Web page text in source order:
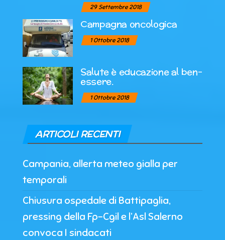
29 Settembre 2018
Campagna oncologica
1 Ottobre 2018
Salute è educazione al ben-
essere.
1 Ottobre 2018
ARTICOLI RECENTI
Campania, allerta meteo gialla per
temporali
Chiusura ospedale di Battipaglia,
pressing della Fp-Cgil e l’Asl Salerno
convoca I sindacati